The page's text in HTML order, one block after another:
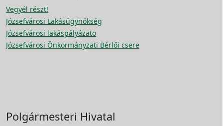
Vegyél részt!
Józsefvárosi Lakásügynökség
Józsefvárosi lakáspályázato
Józsefvárosi Önkormányzati Bérlői csere
Polgármesteri Hivatal